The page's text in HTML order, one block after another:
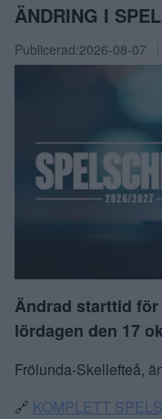
ÄNDRING I
Publicerad:2026-08-07
Ändrad starttid
lördagen den 17
Frölunda-Skellefteå,
🔗 KOMPLETT